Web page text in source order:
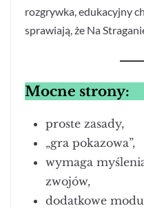
rozgrywka, edukacyjny
sprawiają, że Na
Mocne strony:
proste zasady,
„gra pokazowa”,
wymaga
zwojów,
dodatkowe